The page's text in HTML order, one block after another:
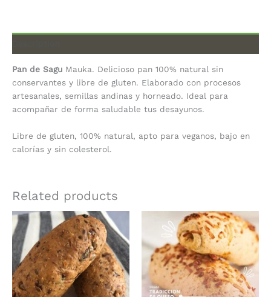
Pan de Sagu Mauka. Delicioso pan 100% natural sin
conservantes y libre de gluten. Elaborado con procesos
artesanales, semillas andinas y horneado. Ideal para
acompañar de forma saludable tus desayunos.
Libre de gluten, 100% natural, apto para veganos, bajo en
calorías y sin colesterol.
Related products